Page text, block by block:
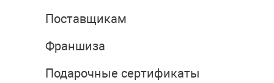
Поставщикам
Франшиза
Подарочные сертификаты